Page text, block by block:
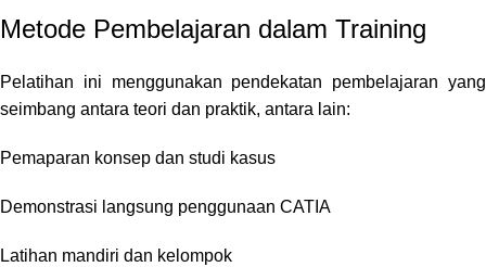
Metode Pembelajaran dalam Training
Pelatihan ini menggunakan pendekatan pembelajaran yang
seimbang antara teori dan praktik, antara lain:
Pemaparan konsep dan studi kasus
Demonstrasi langsung penggunaan CATIA
Latihan mandiri dan kelompok